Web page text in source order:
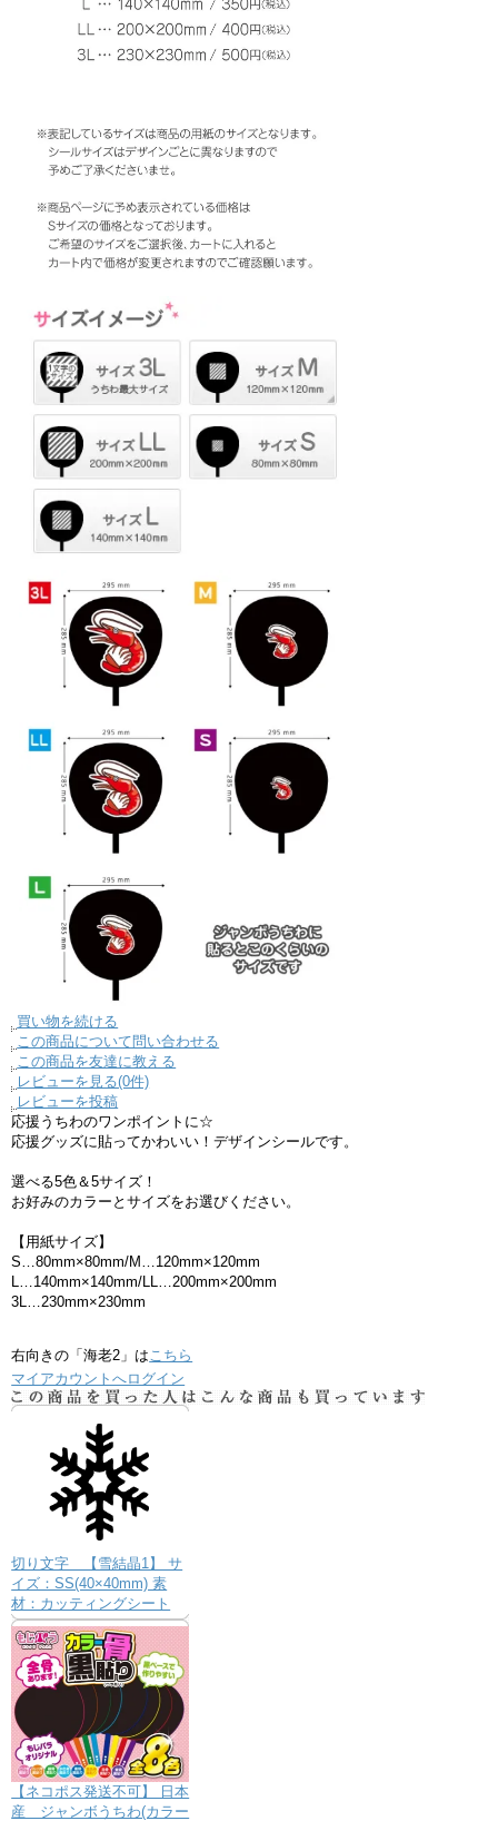
買い物を続ける
この商品について問い合わせる
この商品を友達に教える
レビューを見る(0件)
レビューを投稿
応援うちわのワンポイントに☆
応援グッズに貼ってかわいい！デザインシールです。
選べる5色＆5サイズ！
お好みのカラーとサイズをお選びください。
【用紙サイズ】
S…80mm×80mm/M…120mm×120mm
L…140mm×140mm/LL…200mm×200mm
3L…230mm×230mm
右向きの「海老2」はこちら
マイアカウントへログイン
切り文字 【雪結晶1】 サ
イズ：SS(40×40mm) 素
材：カッティングシート
【ネコポス発送不可】 日本
産 ジャンボうちわ(カラー